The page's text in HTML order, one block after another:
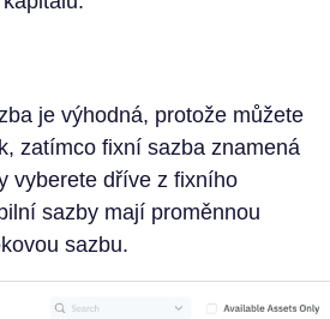
je výhodná, protože můžete
zatímco fixní sazba znamená
vyberete dříve z fixního
sazby mají proměnnou
sazbu.